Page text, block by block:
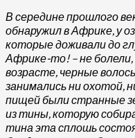
В середине прошлого
обнаружил в Африке, у
которые доживали до
Африке-то! – не болели,
возрасте, черные
занимались ни охотой,
пищей были странные
из тины, которую
тина эта сплошь